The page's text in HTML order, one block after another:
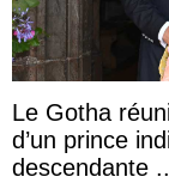
Le Gotha
d’un prince
descendante